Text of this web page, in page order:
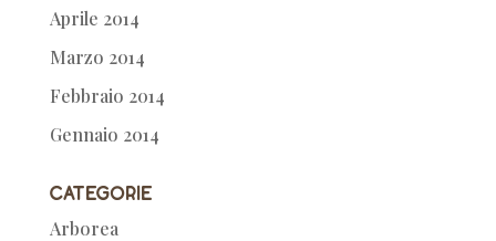
Aprile 2014
Marzo 2014
Febbraio 2014
Gennaio 2014
Categorie
Arborea